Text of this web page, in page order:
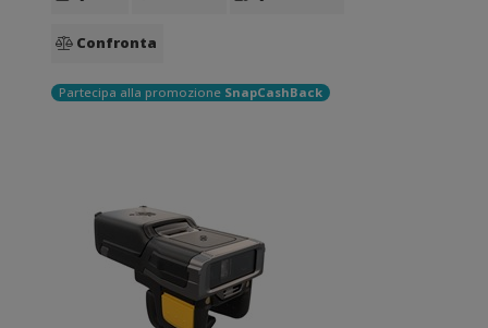
Confronta
Partecipa alla promozione SnapCashBack